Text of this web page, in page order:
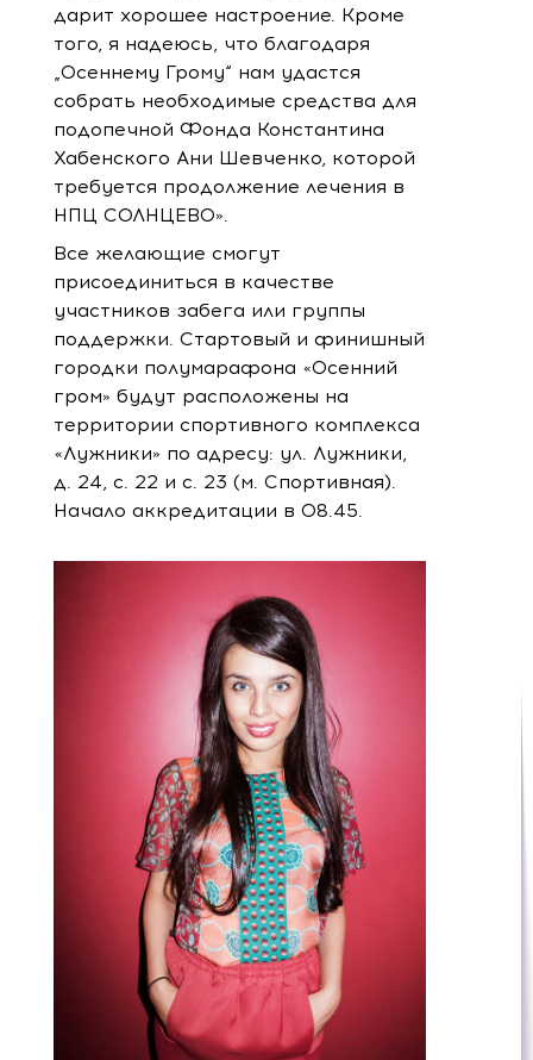
дарит хорошее настроение. Кроме
того, я надеюсь, что благодаря
„Осеннему Грому“ нам удастся
собрать необходимые средства для
подопечной Фонда Константина
Хабенского Ани Шевченко, которой
требуется продолжение лечения в
НПЦ СОЛНЦЕВО».
Все желающие смогут
присоединиться в качестве
участников забега или группы
поддержки. Стартовый и финишный
городки полумарафона «Осенний
гром» будут расположены на
территории спортивного комплекса
«Лужники» по адресу: ул. Лужники,
д. 24, с. 22 и с. 23 (м. Спортивная).
Начало аккредитации в 08.45.